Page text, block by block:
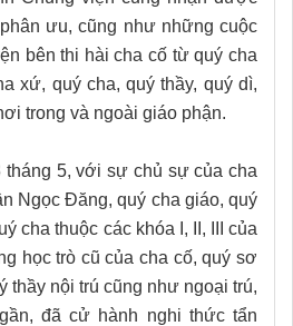
ưu, cũng như những cuộc
bên thi hài cha cố từ quý cha
xứ, quý cha, quý thầy, quý dì,
trong và ngoài giáo phận.
tháng 5, với sự chủ sự của cha
Ngọc Đăng, quý cha giáo, quý
cha thuộc các khóa I, II, III của
học trò cũ của cha cố, quý sơ
thầy nội trú cũng như ngoại trú,
đã cử hành nghi thức tẩn